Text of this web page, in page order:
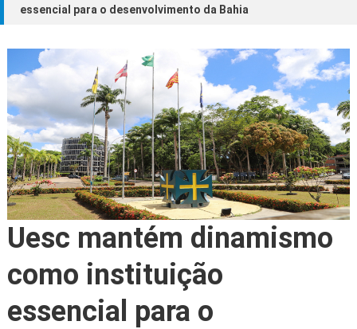
essencial para o desenvolvimento da Bahia
Uesc mantém dinamismo
como instituição
essencial para o